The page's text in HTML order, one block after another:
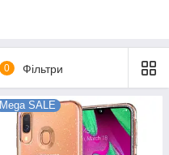
0 Фільтри
Mega SALE